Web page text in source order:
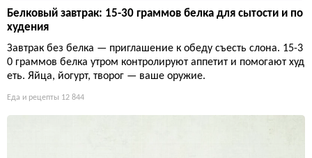
Белковый завтрак: 15-30 граммов белка для сытости и по
худения
Завтрак без белка — приглашение к обеду съесть слона. 15-3
0 граммов белка утром контролируют аппетит и помогают худ
еть. Яйца, йогурт, творог — ваше оружие.
Еда и рецепты 12 844